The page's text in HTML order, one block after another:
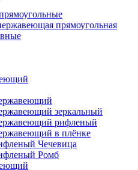
прямоугольная
зеркальный
рифленый
в плёнке
Чечевица
Ромб